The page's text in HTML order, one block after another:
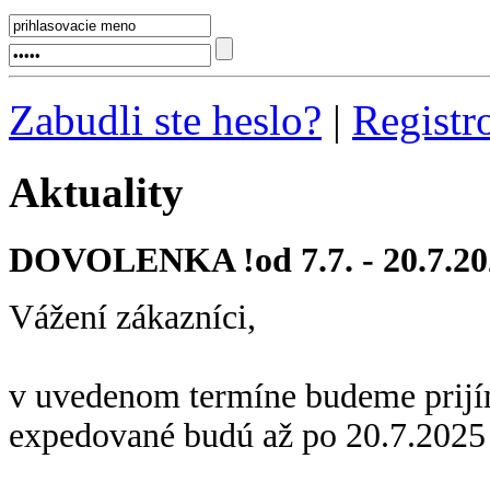
Zabudli ste heslo? |
Aktuality
DOVOLENKA !od 7.7. -
Vážení zákazníci,
v uvedenom termíne budeme
expedované budú až po